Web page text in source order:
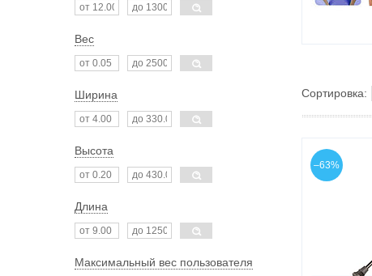
Вес
Ширина
Высота
Длина
Максимальный вес пользователя
–63%